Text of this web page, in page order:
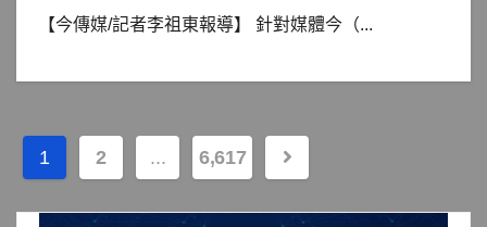
【今傳媒/記者李祖東報導】 針對媒體今（...
文
章
1 2 ... 6,617